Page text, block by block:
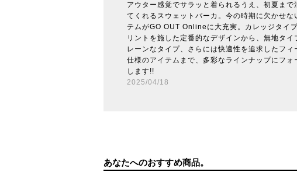
アウター感覚でサラッと着られるうえ、初夏まで
てくれるスウェットパーカ。今の時期に欠かせな
テムがGO OUT Onlineに大充実。カレッジタイ
リントを施した定番的なデザインから、無地タイ
レーンなタイプ、さらには快適性を追求したフィ
仕様のアイテムまで、多彩なラインナップにフォ
します!!
2025/04/18
あなたへのおすすめ商品。